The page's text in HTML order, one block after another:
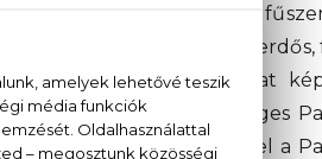
adja a virágos,
és a tölgymoha erdős,
meg. Egy ilyen illat
ezzel a különleges
elvarázsoljon. Fedezd fel a